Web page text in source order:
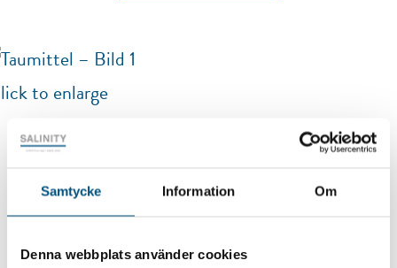
Samtycke Information Om
Denna webbplats använder cookies
to enlarge